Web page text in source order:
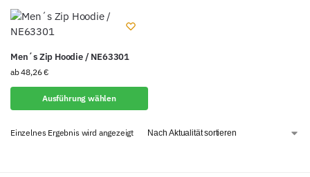
Men´s Zip Hoodie / NE63301
ab48,26€
Ausführung wählen
Einzelnes Ergebnis wird angezeigt